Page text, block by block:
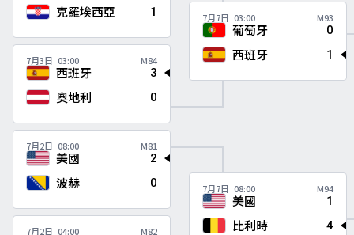
克羅埃西亞 1
7月3日 03:00 M84
西班牙 3
奧地利 0
7月2日 08:00 M81
美國 2
波赫 0
7月2日 04:00 M82
7月7日 03:00 M93
葡萄牙 0
西班牙 1
7月7日 08:00 M94
美國 1
比利時 4